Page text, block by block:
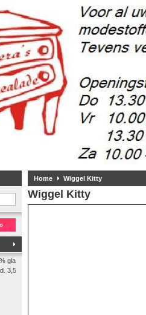
glanskatoen,25 gr.
3,5-4. ca. 140m, 50 gr.
Home Wiggel Kitty
Wiggel Kitty